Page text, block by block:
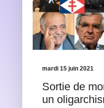
mardi 15 juin 2021
Sortie de
un